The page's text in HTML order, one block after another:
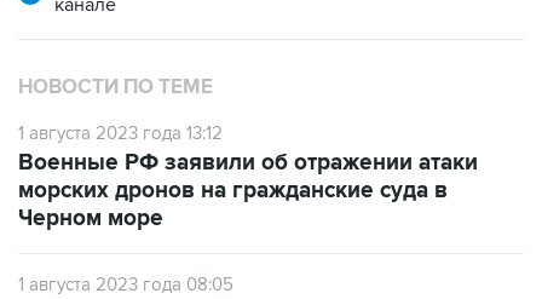
канале
НОВОСТИ ПО ТЕМЕ
1 августа 2023 года 13:12
Военные РФ заявили об отражении атаки
морских дронов на гражданские суда в
Черном море
1 августа 2023 года 08:05